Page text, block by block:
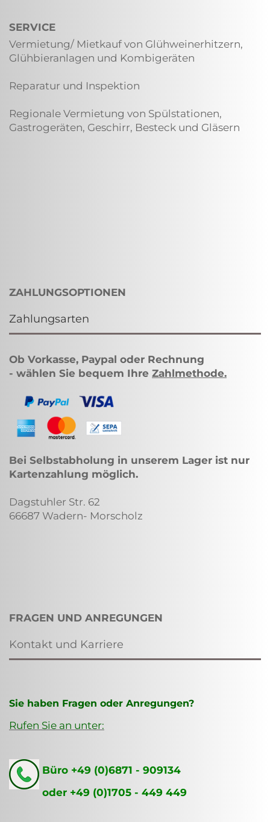
SERVICE
Vermietung/ Mietkauf von Glühweinerhitzern,
Glühbieranlagen und Kombigeräten
Reparatur und Inspektion
Regionale Vermietung von Spülstationen,
Gastrogeräten, Geschirr, Besteck und Gläsern
ZAHLUNGSOPTIONEN
Zahlungsarten
Ob Vorkasse, Paypal oder Rechnung
- wählen Sie bequem Ihre Zahlmethode.
Bei Selbstabholung in unserem Lager ist nur
Kartenzahlung möglich.
Dagstuhler Str. 62
66687 Wadern- Morscholz
FRAGEN UND ANREGUNGEN
Kontakt und Karriere
Sie haben Fragen oder Anregungen?
Rufen Sie an unter:
Büro +49 (0)6871 - 909134
oder +49 (0)1705 - 449 449